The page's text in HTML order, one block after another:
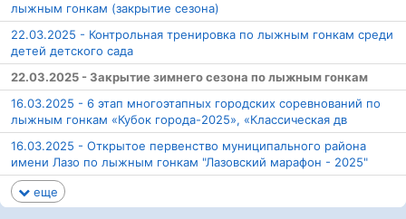
лыжным гонкам (закрытие сезона)
22.03.2025 - Контрольная тренировка по лыжным гонкам среди
детей детского сада
22.03.2025 - Закрытие зимнего сезона по лыжным гонкам
16.03.2025 - 6 этап многоэтапных городских соревнований по
лыжным гонкам «Кубок города-2025», «Классическая дв
16.03.2025 - Открытое первенство муниципального района
имени Лазо по лыжным гонкам "Лазовский марафон - 2025"
еще